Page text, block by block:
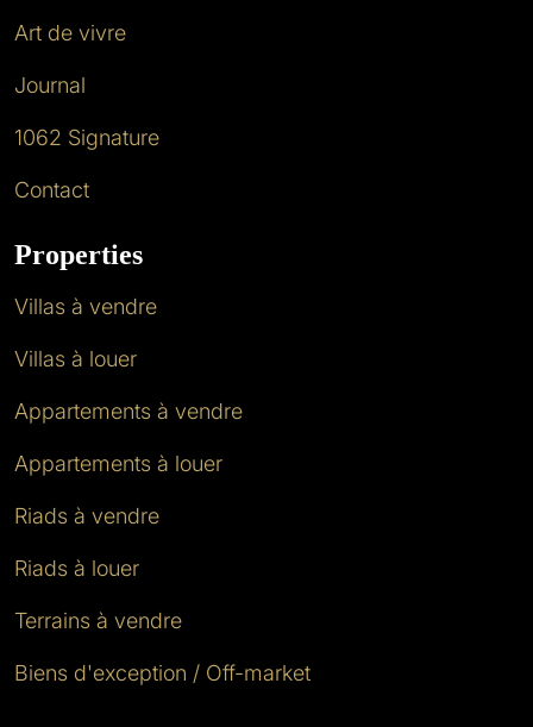
Art de vivre
Journal
1062 Signature
Contact
Properties
Villas à vendre
Villas à louer
Appartements à vendre
Appartements à louer
Riads à vendre
Riads à louer
Terrains à vendre
Biens d'exception / Off-market